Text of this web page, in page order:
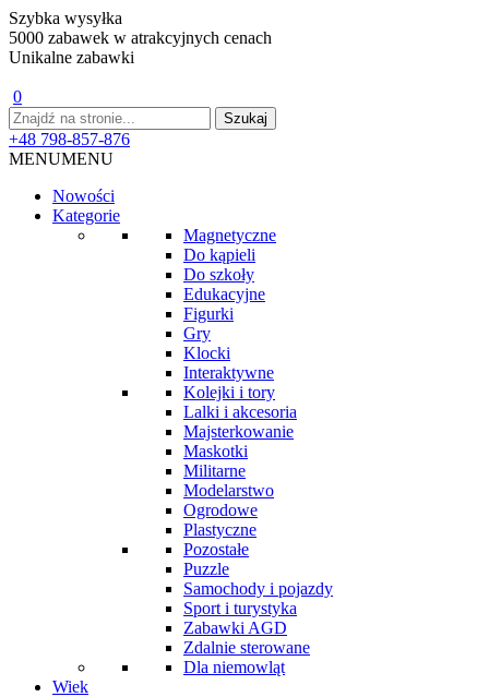
Szybka wysyłka
5000 zabawek w atrakcyjnych cenach
Unikalne zabawki
0
+48 798-857-876
MENUMENU
Nowości
Kategorie
Magnetyczne
Do kąpieli
Do szkoły
Edukacyjne
Figurki
Gry
Klocki
Interaktywne
Kolejki i tory
Lalki i akcesoria
Majsterkowanie
Maskotki
Militarne
Modelarstwo
Ogrodowe
Plastyczne
Pozostałe
Puzzle
Samochody i pojazdy
Sport i turystyka
Zabawki AGD
Zdalnie sterowane
Dla niemowląt
Wiek